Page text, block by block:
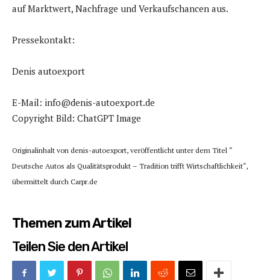
auf Marktwert, Nachfrage und Verkaufschancen aus.
Pressekontakt:
Denis autoexport
E-Mail: info@denis-autoexport.de
Copyright Bild: ChatGPT Image
Originalinhalt von denis-autoexport, veröffentlicht unter dem Titel “
Deutsche Autos als Qualitätsprodukt – Tradition trifft Wirtschaftlichkeit“,
übermittelt durch Carpr.de
Themen zum Artikel
Teilen Sie den Artikel